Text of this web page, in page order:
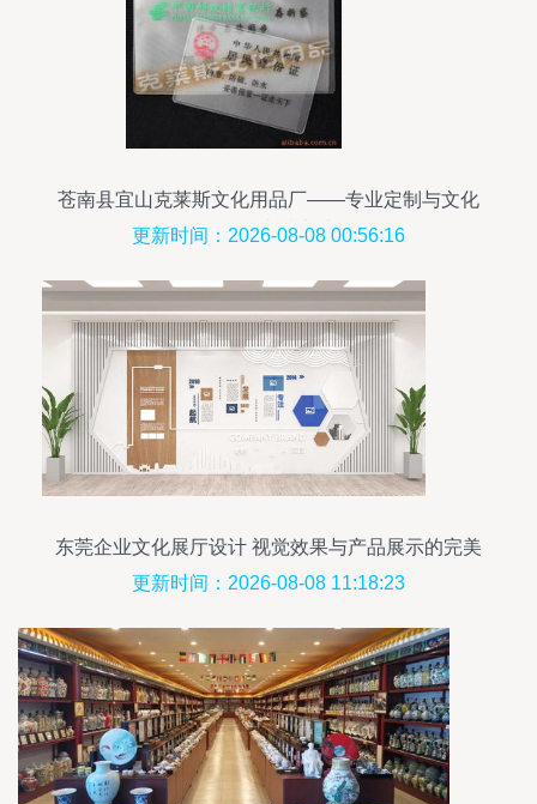
苍南县宜山克莱斯文化用品厂——专业定制与文化
传承的卓越之选
更新时间：2026-08-08 00:56:16
东莞企业文化展厅设计 视觉效果与产品展示的完美
融合
更新时间：2026-08-08 11:18:23